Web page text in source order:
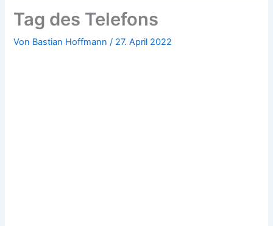
Tag des Telefons
Von Bastian Hoffmann/ 27. April 2022